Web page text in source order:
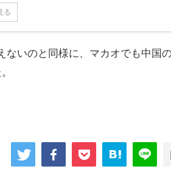
る
ないのと同様に、マカオでも中国